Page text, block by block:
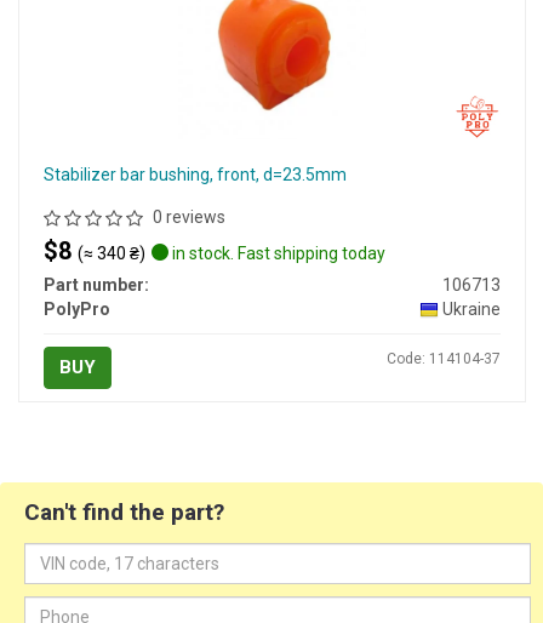
Stabilizer bar bushing, front, d=23.5mm
0 reviews
$8 (≈ 340 ₴)
in stock. Fast shipping today
Part number:
106713
PolyPro
Ukraine
BUY Code: 114104-37
Can't find the part?